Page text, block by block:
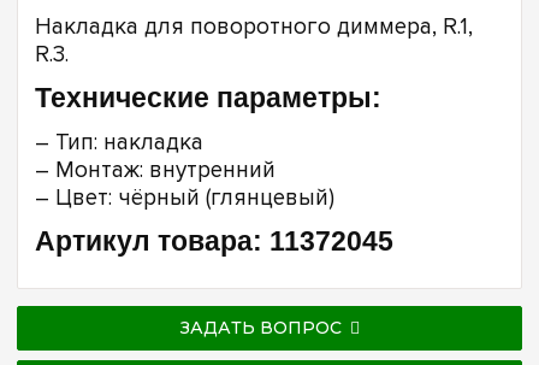
Накладка для поворотного диммера, R.1,
R.3.
Технические параметры:
– Тип: накладка
– Монтаж: внутренний
– Цвет: чёрный (глянцевый)
Артикул товара: 11372045
ЗАДАТЬ ВОПРОС